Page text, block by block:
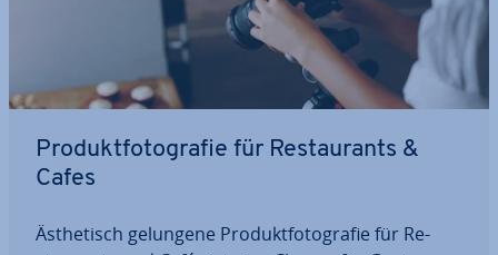
Pro­dukt­fo­to­gra­fie für Re­stau­rants &
Cafes
Äs­the­tisch gelungene Pro­dukt­fo­to­gra­fie für Re­